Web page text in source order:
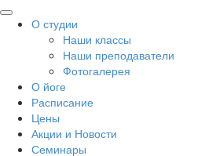
О студии
Наши классы
Наши преподаватели
Фотогалерея
О йоге
Расписание
Цены
Акции и Новости
Семинары